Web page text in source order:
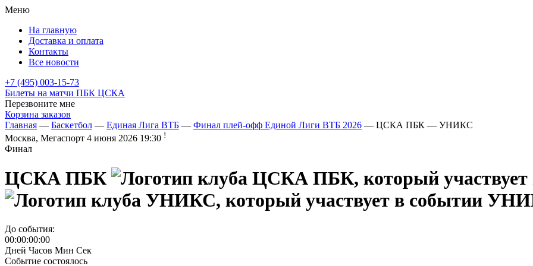
Меню
На главную
Доставка и оплата
Контакты
Все новости
+7 (495) 003-15-73
Билеты на матчи ПБК ЦСКА
Перезвоните мне
Корзина заказов
Главная — Баскетбол — Единая Лига ВТБ — Финал плей-офф Единой Лиги ВТБ 2026 — ЦСКА ПБК — УНИКС
Москва, Мегаспорт 4 июня 2026 19:30 !
Финал
ЦСКА ПБК
До события:
00:00:00:00
Дней Часов Мин Сек
Событие состоялось